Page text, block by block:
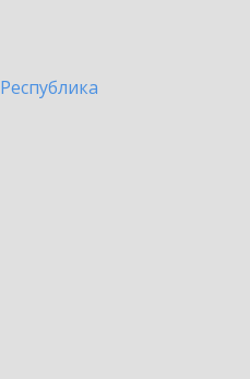
Республика